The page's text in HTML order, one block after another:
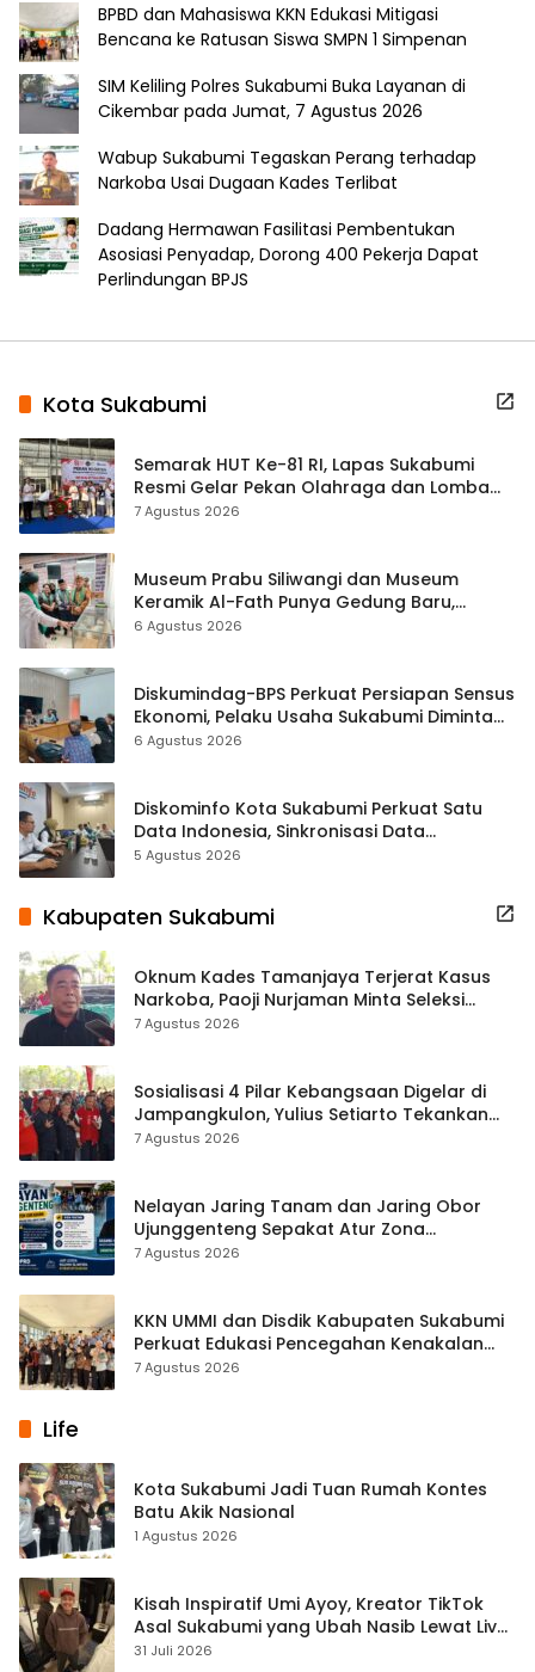
BPBD dan Mahasiswa KKN Edukasi Mitigasi
Bencana ke Ratusan Siswa SMPN 1 Simpenan
SIM Keliling Polres Sukabumi Buka Layanan di
Cikembar pada Jumat, 7 Agustus 2026
Wabup Sukabumi Tegaskan Perang terhadap
Narkoba Usai Dugaan Kades Terlibat
Dadang Hermawan Fasilitasi Pembentukan
Asosiasi Penyadap, Dorong 400 Pekerja Dapat
Perlindungan BPJS
Kota Sukabumi
Semarak HUT Ke-81 RI, Lapas Sukabumi
Resmi Gelar Pekan Olahraga dan Lomba
Tradisional
7 Agustus 2026
Museum Prabu Siliwangi dan Museum
Keramik Al-Fath Punya Gedung Baru,
Hampir 500 Koleksi Dipisahkan
6 Agustus 2026
Diskumindag-BPS Perkuat Persiapan Sensus
Ekonomi, Pelaku Usaha Sukabumi Diminta
Terbuka Beri Data
6 Agustus 2026
Diskominfo Kota Sukabumi Perkuat Satu
Data Indonesia, Sinkronisasi Data
Kewilayahan Dikebut
5 Agustus 2026
Kabupaten Sukabumi
Oknum Kades Tamanjaya Terjerat Kasus
Narkoba, Paoji Nurjaman Minta Seleksi
Calon Kades Diperketat
7 Agustus 2026
Sosialisasi 4 Pilar Kebangsaan Digelar di
Jampangkulon, Yulius Setiarto Tekankan
Pentingnya Persatuan
7 Agustus 2026
Nelayan Jaring Tanam dan Jaring Obor
Ujunggenteng Sepakat Atur Zona
Penangkapan
7 Agustus 2026
KKN UMMI dan Disdik Kabupaten Sukabumi
Perkuat Edukasi Pencegahan Kenakalan
Remaja di SMPN 2 Tegalbuleud
7 Agustus 2026
Life
Kota Sukabumi Jadi Tuan Rumah Kontes
Batu Akik Nasional
1 Agustus 2026
Kisah Inspiratif Umi Ayoy, Kreator TikTok
Asal Sukabumi yang Ubah Nasib Lewat Live
Streaming
31 Juli 2026